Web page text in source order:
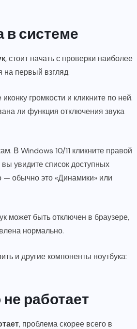
в системе
, стоит начать с проверки наиболее
первый взгляд.
громкости и кликните по ней.
ли функция отключения звука
В Windows 10/11 кликните правой
увидите список доступных
— обычно это «Динамики» или
может быть отключен в браузере,
нормально.
и другие компоненты ноутбука:
работает
, проблема скорее всего в